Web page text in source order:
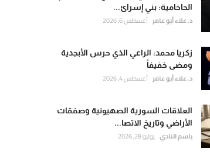
الحاخامية: بني إسرائ...
د. علاء أبو عامر أغسطس 6, 2026
زكريا محمد: الراعي الذي حرس الأبجدية
ومضى خفيفاً
د. علاء أبو عامر أغسطس 4, 2026
العلاقات السورية الصهيونية وصفقات
الأراضي وتاريخ الاتصا...
باسم النادي يوليو 28, 2026